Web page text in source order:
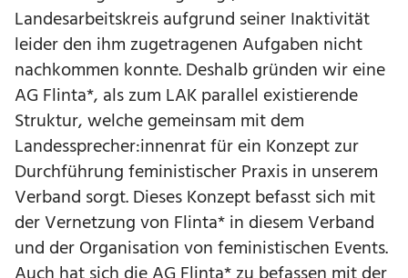
Landesarbeitskreis aufgrund seiner Inaktivität
leider den ihm zugetragenen Aufgaben nicht
nachkommen konnte. Deshalb gründen wir eine
AG Flinta*, als zum LAK parallel existierende
Struktur, welche gemeinsam mit dem
Landessprecher:innenrat für ein Konzept zur
Durchführung feministischer Praxis in unserem
Verband sorgt. Dieses Konzept befasst sich mit
der Vernetzung von Flinta* in diesem Verband
und der Organisation von feministischen Events.